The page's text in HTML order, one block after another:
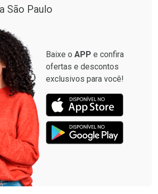
São Paulo
Baixe o APP e confira
ofertas e descontos
exclusivos para você!